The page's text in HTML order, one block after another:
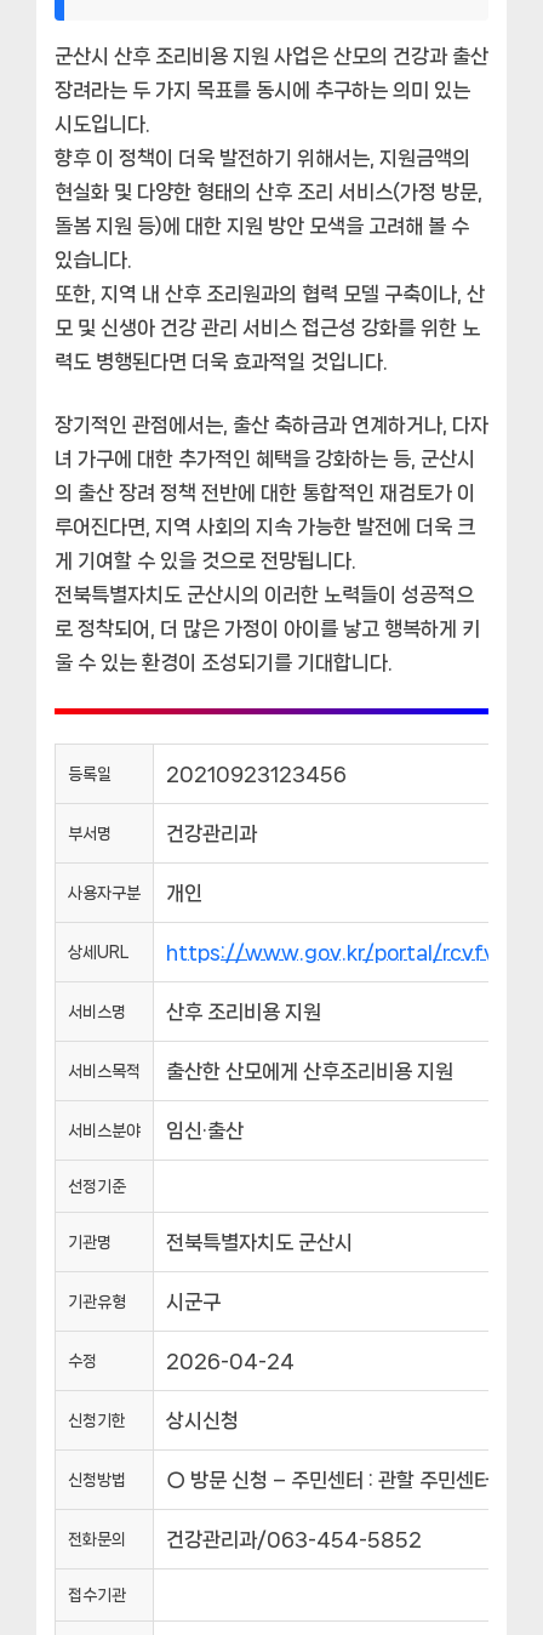
군산시 산후 조리비용 지원 사업은 산모의 건강과 출산
장려라는 두 가지 목표를 동시에 추구하는 의미 있는
시도입니다.
향후 이 정책이 더욱 발전하기 위해서는, 지원금액의
현실화 및 다양한 형태의 산후 조리 서비스(가정 방문,
돌봄 지원 등)에 대한 지원 방안 모색을 고려해 볼 수
있습니다.
또한, 지역 내 산후 조리원과의 협력 모델 구축이나, 산
모 및 신생아 건강 관리 서비스 접근성 강화를 위한 노
력도 병행된다면 더욱 효과적일 것입니다.
장기적인 관점에서는, 출산 축하금과 연계하거나, 다자
녀 가구에 대한 추가적인 혜택을 강화하는 등, 군산시
의 출산 장려 정책 전반에 대한 통합적인 재검토가 이
루어진다면, 지역 사회의 지속 가능한 발전에 더욱 크
게 기여할 수 있을 것으로 전망됩니다.
전북특별자치도 군산시의 이러한 노력들이 성공적으
로 정착되어, 더 많은 가정이 아이를 낳고 행복하게 키
울 수 있는 환경이 조성되기를 기대합니다.
등록일 20210923123456
부서명 건강관리과
사용자구분 개인
상세URL https://www.gov.kr/portal/
서비스명 산후 조리비용 지원
서비스목적 출산한 산모에게 산후조리비용 지원
서비스분야 임신·출산
선정기준
기관명 전북특별자치도 군산시
기관유형 시군구
수정 2026-04-24
신청기한 상시신청
신청방법 ○ 방문 신청 – 주민센터 : 관할 주민센터 신청
전화문의 건강관리과/063-454-5852
접수기관